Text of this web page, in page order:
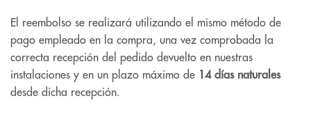
El reembolso se realizará utilizando el mismo método de
pago empleado en la compra, una vez comprobada la
correcta recepción del pedido devuelto en nuestras
instalaciones y en un plazo máximo de 14 días naturales
desde dicha recepción.